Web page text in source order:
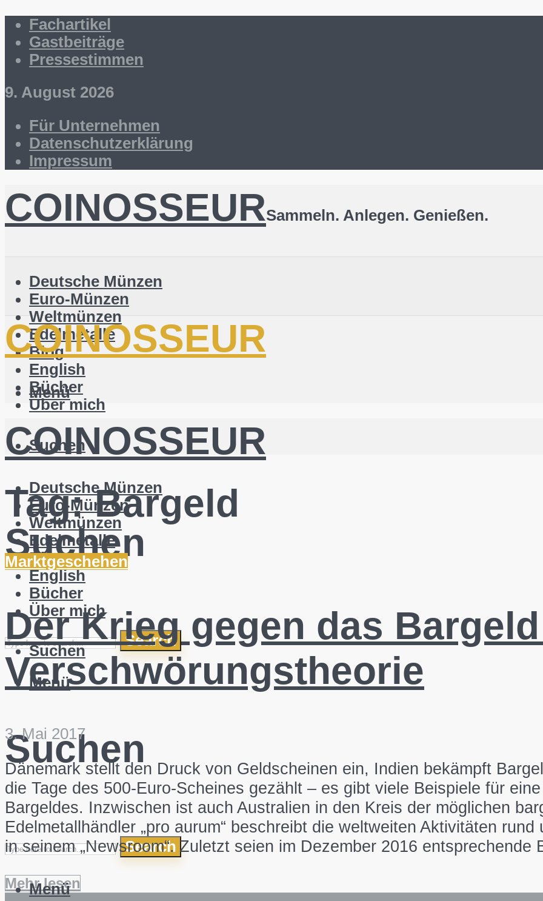
Fachartikel
Gastbeiträge
Pressestimmen
9. August 2026
Für Unternehmen
Datenschutzerklärung
Impressum
COINOSSEURSammeln. Anlegen. Genießen.
Deutsche Münzen
Euro-Münzen
Weltmünzen
Edelmetalle
Blog
English
Bücher
Über mich
Suchen
Suchen
Search
Menü
COINOSSEUR
Menü
COINOSSEUR
Deutsche Münzen
Euro-Münzen
Weltmünzen
Edelmetalle
Blog
English
Bücher
Über mich
Suchen
Suchen
Search
Menü
Tag:Bargeld
Marktgeschehen
Der Krieg gegen das
Verschwörungstheorie
3. Mai 2017
Dänemark stellt den Druck von Geldscheinen ein, Indien bekämpft
die Tage des 500-Euro-Scheines gezählt – es gibt viele Beispiele für
Bargeldes. Inzwischen ist auch Australien in den Kreis der möglichen
Edelmetallhändler „pro aurum“ beschreibt die weltweiten Aktivitäten
in seinem „Newsroom“. Zuletzt seien im Dezember 2016 entsprechende
Mehr lesen